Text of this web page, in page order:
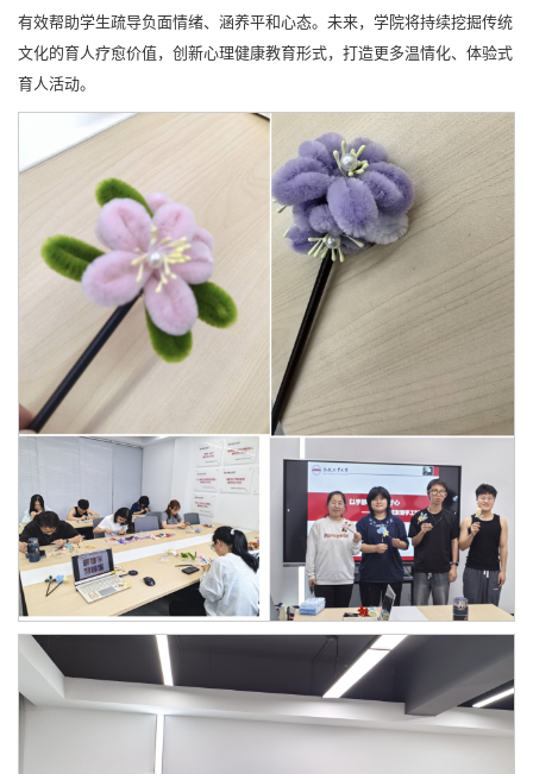
有效帮助学生疏导负面情绪、涵养平和心态。未来，学院将持续挖掘传统
文化的育人疗愈价值，创新心理健康教育形式，打造更多温情化、体验式
育人活动。